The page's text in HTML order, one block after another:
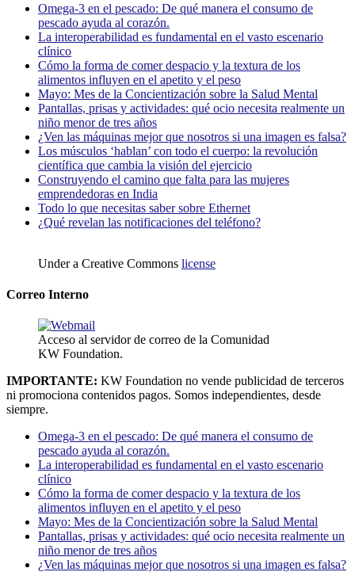
Omega-3 en el pescado: De qué manera el consumo de
pescado ayuda al corazón.
La interoperabilidad es fundamental en el vasto escenario
clínico
Cómo la forma de comer despacio y la textura de los
alimentos influyen en el apetito y el peso
Mayo: Mes de la Concientización sobre la Salud Mental
Pantallas, prisas y actividades: qué ocio necesita realmente un
niño menor de tres años
¿Ven las máquinas mejor que nosotros si una imagen es falsa?
Los músculos ‘hablan’ con todo el cuerpo: la revolución
científica que cambia la visión del ejercicio
Construyendo el camino que falta para las mujeres
emprendedoras en India
Todo lo que necesitas saber sobre Ethernet
¿Qué revelan las notificaciones del teléfono?
Under a Creative Commons license
Correo Interno
Acceso al servidor de correo de la Comunidad
KW Foundation.
IMPORTANTE: KW Foundation no vende publicidad de terceros
ni promociona contenidos pagos. Somos independientes, desde
siempre.
Omega-3 en el pescado: De qué manera el consumo de
pescado ayuda al corazón.
La interoperabilidad es fundamental en el vasto escenario
clínico
Cómo la forma de comer despacio y la textura de los
alimentos influyen en el apetito y el peso
Mayo: Mes de la Concientización sobre la Salud Mental
Pantallas, prisas y actividades: qué ocio necesita realmente un
niño menor de tres años
¿Ven las máquinas mejor que nosotros si una imagen es falsa?